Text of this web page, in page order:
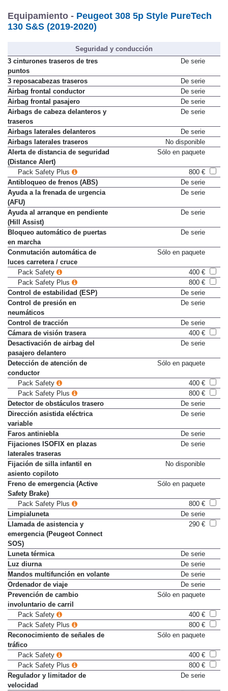
Equipamiento - Peugeot 308 5p Style PureTech
130 S&S (2019-2020)
Seguridad y conducción
3 cinturones traseros de tres
puntos
De serie
3 reposacabezas traseros
De serie
Airbag frontal conductor
De serie
Airbag frontal pasajero
De serie
Airbags de cabeza delanteros y
traseros
De serie
Airbags laterales delanteros
De serie
Airbags laterales traseros
No disponible
Alerta de distancia de seguridad
(Distance Alert)
Sólo en paquete
Pack Safety Plus
800 €
Antibloqueo de frenos (ABS)
De serie
Ayuda a la frenada de urgencia
(AFU)
De serie
Ayuda al arranque en pendiente
(Hill Assist)
De serie
Bloqueo automático de puertas
en marcha
De serie
Conmutación automática de
luces carretera / cruce
Sólo en paquete
Pack Safety
400 €
Pack Safety Plus
800 €
Control de estabilidad (ESP)
De serie
Control de presión en
neumáticos
De serie
Control de tracción
De serie
Cámara de visión trasera
400 €
Desactivación de airbag del
pasajero delantero
De serie
Detección de atención de
conductor
Sólo en paquete
Pack Safety
400 €
Pack Safety Plus
800 €
Detector de obstáculos trasero
De serie
Dirección asistida eléctrica
variable
De serie
Faros antiniebla
De serie
Fijaciones ISOFIX en plazas
laterales traseras
De serie
Fijación de silla infantil en
asiento copiloto
No disponible
Freno de emergencia (Active
Safety Brake)
Sólo en paquete
Pack Safety Plus
800 €
Limpialuneta
De serie
Llamada de asistencia y
emergencia (Peugeot Connect
SOS)
290 €
Luneta térmica
De serie
Luz diurna
De serie
Mandos multifunción en volante
De serie
Ordenador de viaje
De serie
Prevención de cambio
involuntario de carril
Sólo en paquete
Pack Safety
400 €
Pack Safety Plus
800 €
Reconocimiento de señales de
tráfico
Sólo en paquete
Pack Safety
400 €
Pack Safety Plus
800 €
Regulador y limitador de
velocidad
De serie